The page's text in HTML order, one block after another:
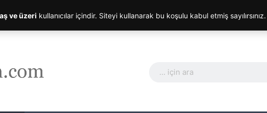
ve üzeri kullanıcılar içindir. Siteyi kullanarak bu koşulu kabul etmiş sayılırsınız.